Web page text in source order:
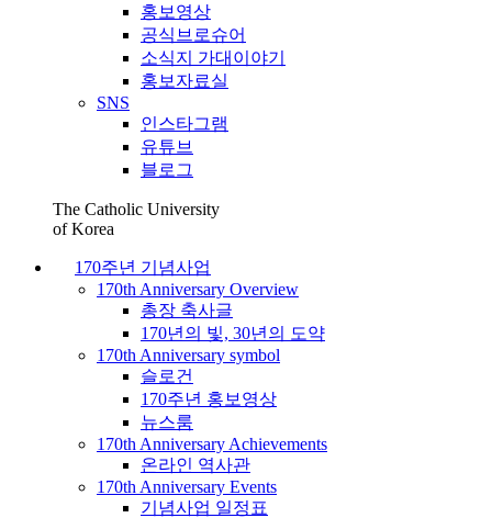
홍보영상
공식브로슈어
소식지 가대이야기
홍보자료실
SNS
인스타그램
유튜브
블로그
The Catholic University
of Korea
170주년 기념사업
170th Anniversary Overview
총장 축사글
170년의 빛, 30년의 도약
170th Anniversary symbol
슬로건
170주년 홍보영상
뉴스룸
170th Anniversary Achievements
온라인 역사관
170th Anniversary Events
기념사업 일정표